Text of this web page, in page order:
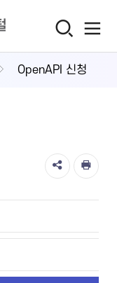
OpenAPI 신청